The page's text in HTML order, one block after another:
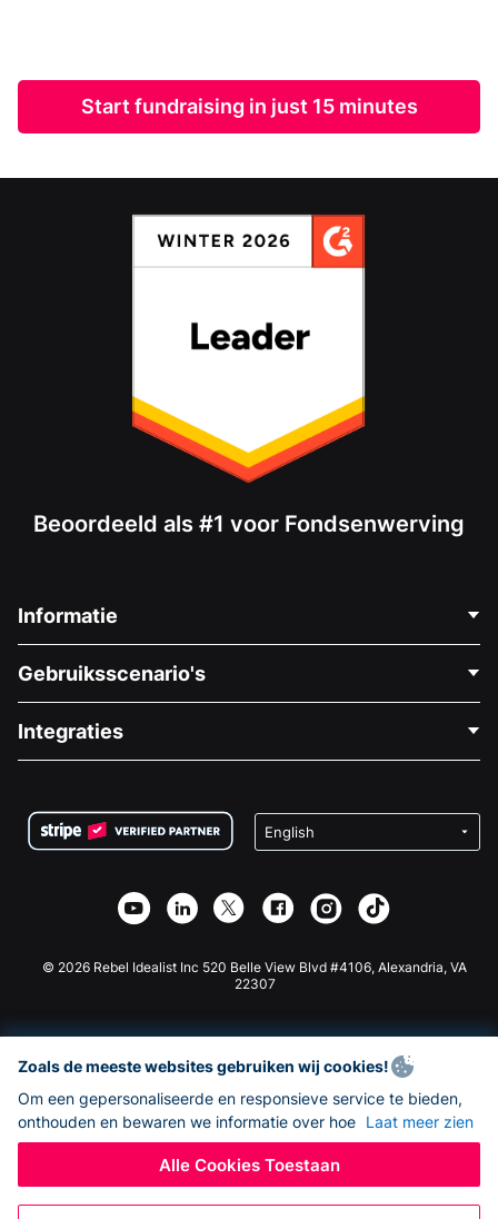
Start fundraising in just 15 minutes
Beoordeeld als #1 voor Fondsenwerving
Informatie
Over Ons
Vacatures
Privacy
Affiliate Partnerschap
Gebruiksscenario's
Medische Fondsenwerving
Goede Doelen Fondsenwerving
Integraties
Wix Donatie Plugin
Webflow Donatie App
Joomla Donatie
© 2026 Rebel Idealist Inc 520 Belle View Blvd #4106, Alexandria, VA
22307
Zoals de meeste websites gebruiken wij cookies!
Om een gepersonaliseerde en responsieve service te bieden,
onthouden en bewaren we informatie over hoe Laat meer zien
Alle Cookies Toestaan